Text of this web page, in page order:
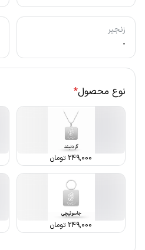
زنجیر
-
نوع محصول*
249,000 تومان
249,000 تومان